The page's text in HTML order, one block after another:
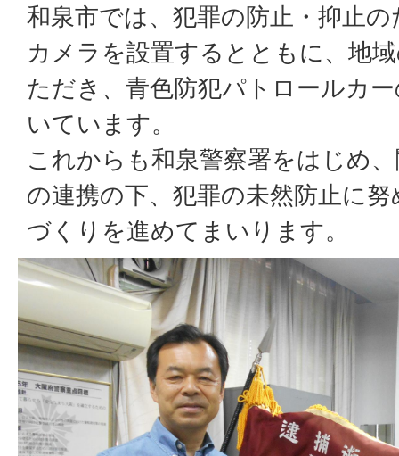
和泉市では、犯罪の防止・抑止
カメラを設置するとともに、地
ただき、青色防犯パトロールカ
いています。
これからも和泉警察署をはじめ
の連携の下、犯罪の未然防止に
づくりを進めてまいります。